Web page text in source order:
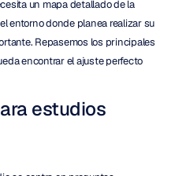
un mapa detallado de la
entorno donde planea realizar su
Repasemos los principales
encontrar el ajuste perfecto
estudios